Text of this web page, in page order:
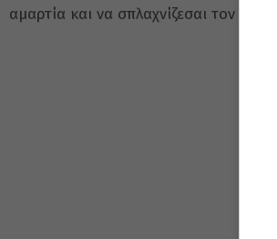
αμαρτία και να σπλαχνίζεσαι τον